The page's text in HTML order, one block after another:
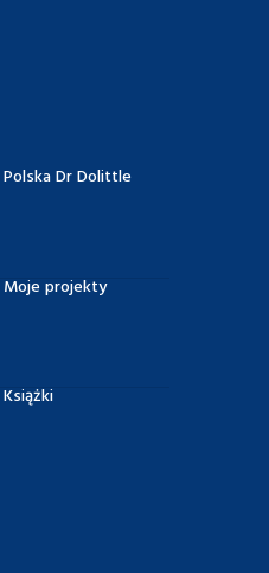
Polska Dr Dolittle
Moje projekty
Książki